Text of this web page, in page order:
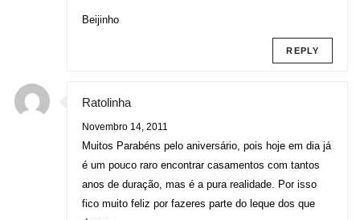
Beijinho
REPLY
Ratolinha
Novembro 14, 2011
Muitos Parabéns pelo aniversário, pois hoje em dia já
é um pouco raro encontrar casamentos com tantos
anos de duração, mas é a pura realidade. Por isso
fico muito feliz por fazeres parte do leque dos que